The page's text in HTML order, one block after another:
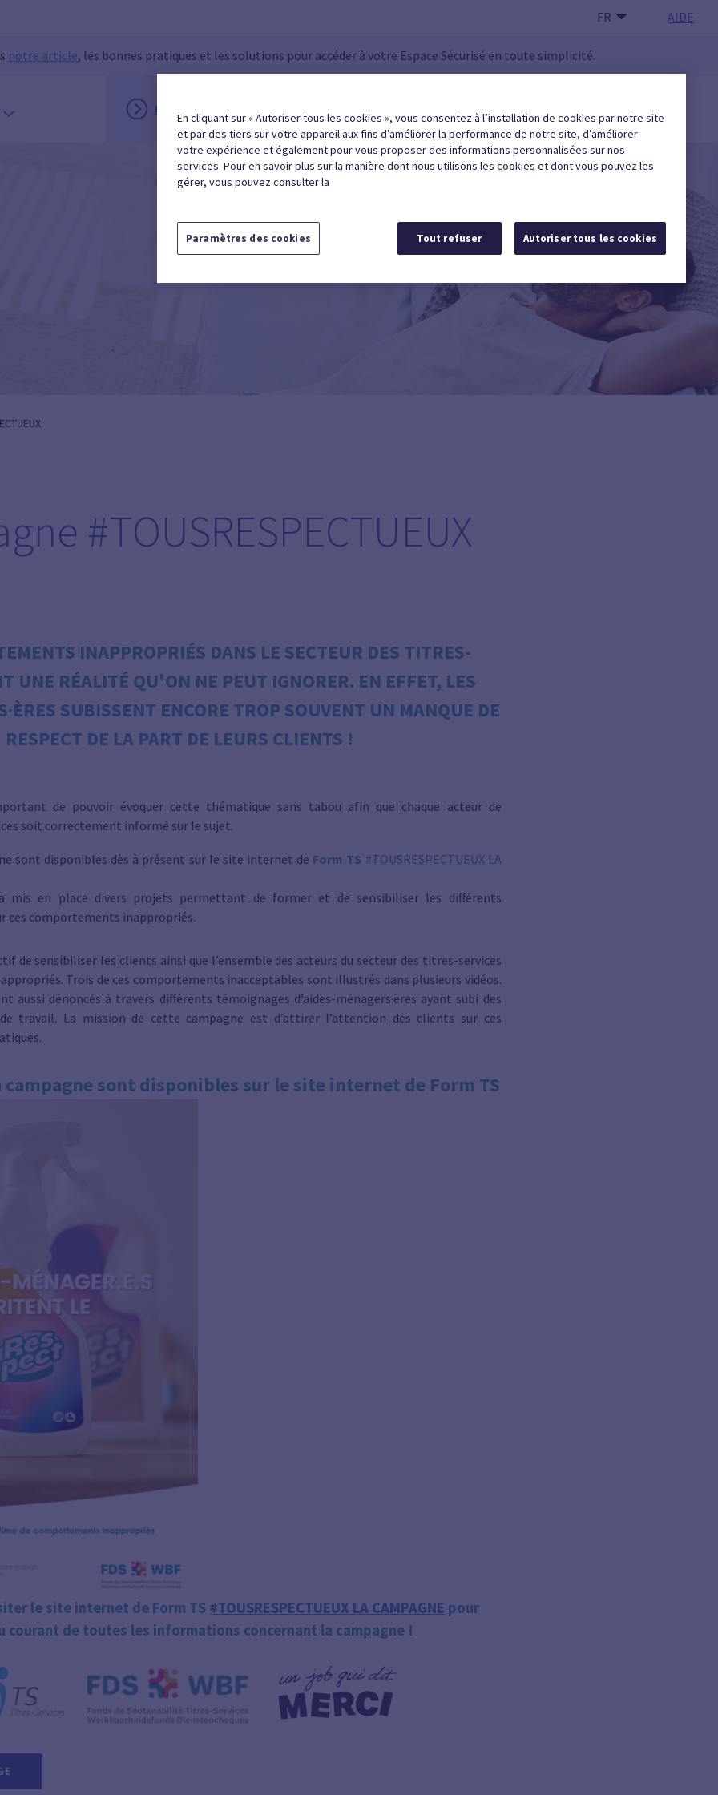
FR AIDE
notre article, les bonnes pratiques et les solutions pour accéder à votre Espace Sécurisé en toute simplicité.
INSCRIPTION
Trouver une entreprise agréée
#TOUSRESPECTUEUX
INAPPROPRIÉS DANS LE SECTEUR DES TITRES-
UNE RÉALITÉ QU'ON NE PEUT IGNORER. EN EFFET, LES
SUBISSENT ENCORE TROPSOUVENT UN MANQUE DE
RESPECT DE LA PART DE LEURS CLIENTS !
de pouvoir évoquer cette thématique sans tabou afin que chaque acteur de
soit correctement informé sur le sujet.
sont disponibles dès à présent sur le site internet de Form TS #TOUSRESPECTUEUX LA
mis en place divers projets permettant de former et de sensibiliser les différents
ces comportements inappropriés.
de sensibiliser les clients ainsi que l’ensemble des acteurs du secteur des titres-services
Trois de ces comportements inacceptables sont illustrés dans plusieurs vidéos.
aussi dénoncés à travers différents témoignages d’aides-ménagers·ères ayant subi des
travail. La mission de cette campagne est d’attirer l’attention des clients sur ces
campagne sont disponibles sur le site internet de Form TS
le site internet de Form TS #TOUSRESPECTUEUX LA CAMPAGNE pour
courant de toutes les informations concernant la campagne !
En cliquant sur « Autoriser tous les cookies », vous consentez à l’installation de cookies par notre site
et par des tiers sur votre appareil aux fins d’améliorer la performance de notre site, d’améliorer
votre expérience et également pour vous proposer des informations personnalisées sur nos
services. Pour en savoir plus sur la manière dont nous utilisons les cookies et dont vous pouvez les
gérer, vous pouvez consulter la
Paramètres des cookies Tout refuser Autoriser tous les cookies